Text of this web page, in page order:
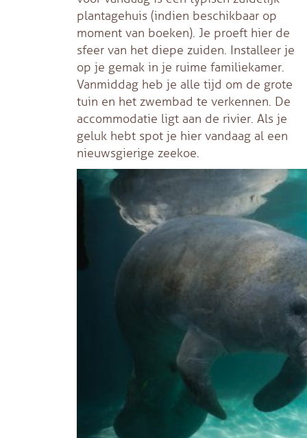
plantagehuis (indien beschikbaar op
moment van boeken). Je proeft hier de
sfeer van het diepe zuiden. Installeer je
op je gemak in je ruime familiekamer.
Vanmiddag heb je alle tijd om de grote
tuin en het zwembad te verkennen. De
accommodatie ligt aan de rivier. Als je
geluk hebt spot je hier vandaag al een
nieuwsgierige zeekoe.